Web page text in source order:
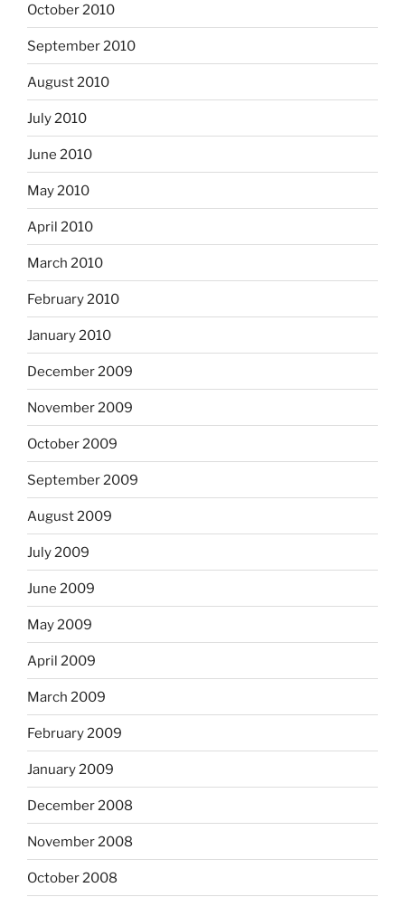
October 2010
September 2010
August 2010
July 2010
June 2010
May 2010
April 2010
March 2010
February 2010
January 2010
December 2009
November 2009
October 2009
September 2009
August 2009
July 2009
June 2009
May 2009
April 2009
March 2009
February 2009
January 2009
December 2008
November 2008
October 2008